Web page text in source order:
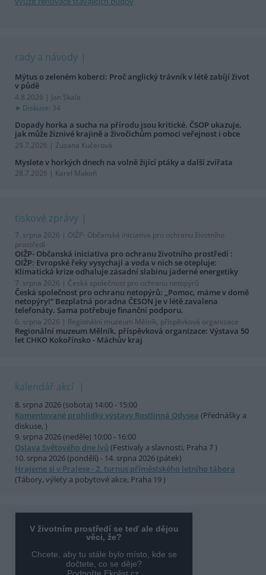
rady a návody
Mýtus o zeleném koberci: Proč anglický trávník v létě zabíjí život
v půdě
4.8.2026 | Jan Skala
Diskuse: 34
Dopady horka a sucha na přírodu jsou kritické. ČSOP ukazuje,
jak může žíznivé krajině a živočichům pomoci veřejnost i obce
29.7.2026 | Zuzana Kučerová
Myslete v horkých dnech na volně žijící ptáky a další zvířata
28.7.2026 | Karel Makoň
tiskové zprávy
7. srpna 2026 | OIŽP- Občanská iniciativa pro ochranu životního
prostředí
OIŽP- Občanská iniciativa pro ochranu životního prostředí :
OIŽP: Evropské řeky vysychají a voda v nich se otepluje:
Klimatická krize odhaluje zásadní slabinu jaderné energetiky
7. srpna 2026 | Česká společnost pro ochranu netopýrů
Česká společnost pro ochranu netopýrů: „Pomoc, máme v domě
netopýry!“ Bezplatná poradna ČESON je v létě zavalena
telefonáty. Sama potřebuje finanční podporu.
6. srpna 2026 | Regionální muzeum Mělník, příspěvková organizace
Regionální muzeum Mělník, příspěvková organizace: Výstava 50
let CHKO Kokořínsko - Máchův kraj
kalendář akcí
8. srpna 2026 (sobota) 14:00 - 15:00
Komentované prohlídky výstavy Rostlinná Odysea (Přednášky a
diskuse, )
9. srpna 2026 (neděle) 10:00 - 16:00
Oslava Světového dne lvů (Festivaly a slavnosti, Praha 7 )
10. srpna 2026 (pondělí) - 14. srpna 2026 (pátek)
Hrajeme si v Pralese - 2. turnus příměstského letního tábora
(Tábory, výlety a pobytové akce, Praha 19 )